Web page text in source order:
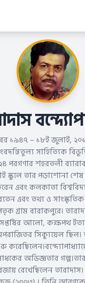
১৯৪৭ – ১৮ই জুলাই,
সাহিত্যিক
পরগণার শহরতলী
স্কুলে তার পড়াশোনা
এবং কলকাতা
এবং তথ্য ও
গ্রাম বারাকপুরে।
আলো, কক্ষপথ
সিক্যুয়েল ছিল।
অভিজ্ঞতার
রেখেছিলেন